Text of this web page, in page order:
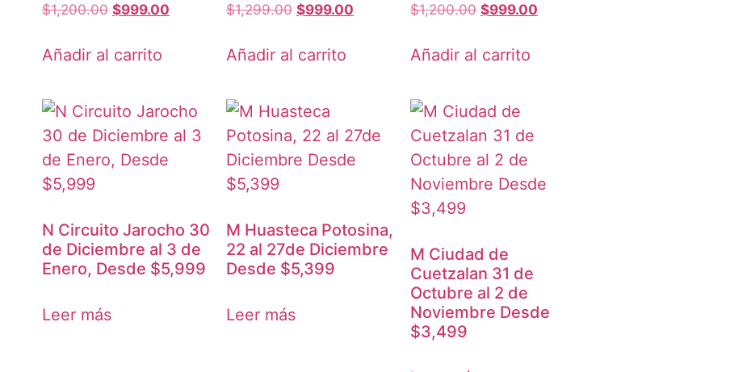
$1,200.00 $999.00
Añadir al carrito
$1,299.00 $999.00
Añadir al carrito
$1,200.00 $999.00
Añadir al carrito
N Circuito Jarocho 30
de Diciembre al 3 de
Enero, Desde $5,999
Leer más
M Huasteca Potosina,
22 al 27de Diciembre
Desde $5,399
Leer más
M Ciudad de
Cuetzalan 31 de
Octubre al 2 de
Noviembre Desde
$3,499